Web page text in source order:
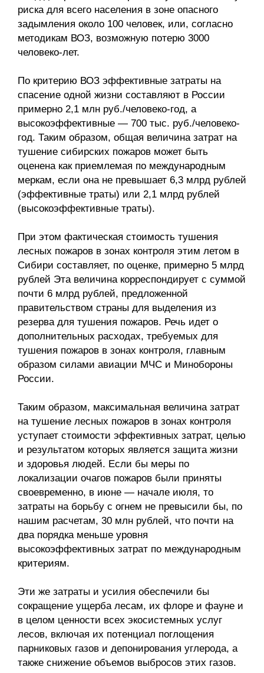
риска для всего населения в зоне опасного
задымления около 100 человек, или, согласно
методикам ВОЗ, возможную потерю 3000
человеко-лет.
По критерию ВОЗ эффективные затраты на
спасение одной жизни составляют в России
примерно 2,1 млн руб./человеко-год, а
высокоэффективные — 700 тыс. руб./человеко-
год. Таким образом, общая величина затрат на
тушение сибирских пожаров может быть
оценена как приемлемая по международным
меркам, если она не превышает 6,3 млрд рублей
(эффективные траты) или 2,1 млрд рублей
(высокоэффективные траты).
При этом фактическая стоимость тушения
лесных пожаров в зонах контроля этим летом в
Сибири составляет, по оценке, примерно 5 млрд
рублей Эта величина корреспондирует с суммой
почти 6 млрд рублей, предложенной
правительством страны для выделения из
резерва для тушения пожаров. Речь идет о
дополнительных расходах, требуемых для
тушения пожаров в зонах контроля, главным
образом силами авиации МЧС и Минобороны
России.
Таким образом, максимальная величина затрат
на тушение лесных пожаров в зонах контроля
уступает стоимости эффективных затрат, целью
и результатом которых является защита жизни
и здоровья людей. Если бы меры по
локализации очагов пожаров были приняты
своевременно, в июне — начале июля, то
затраты на борьбу с огнем не превысили бы, по
нашим расчетам, 30 млн рублей, что почти на
два порядка меньше уровня
высокоэффективных затрат по международным
критериям.
Эти же затраты и усилия обеспечили бы
сокращение ущерба лесам, их флоре и фауне и
в целом ценности всех экосистемных услуг
лесов, включая их потенциал поглощения
парниковых газов и депонирования углерода, а
также снижение объемов выбросов этих газов.